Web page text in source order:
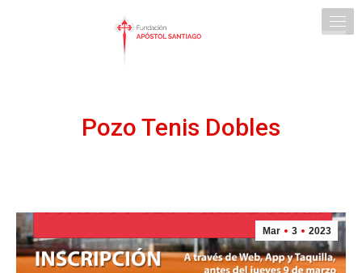
Pozo Tenis Dobles
Mar 3 2023